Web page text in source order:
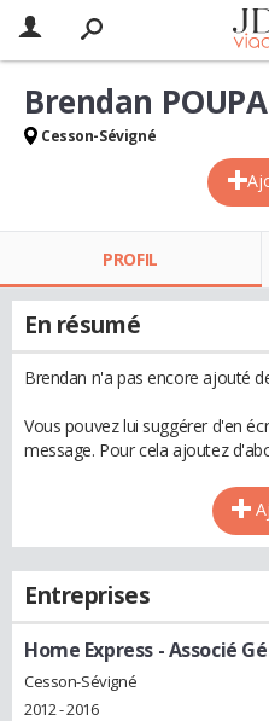
Brendan
Cesson-Sévigné
PROFIL
En résumé
Brendan n'a pas encore ajouté
Vous pouvez lui suggérer d'en
message. Pour cela ajoutez
Entreprises
Home Express- Associé
Cesson-Sévigné
2012 - 2016